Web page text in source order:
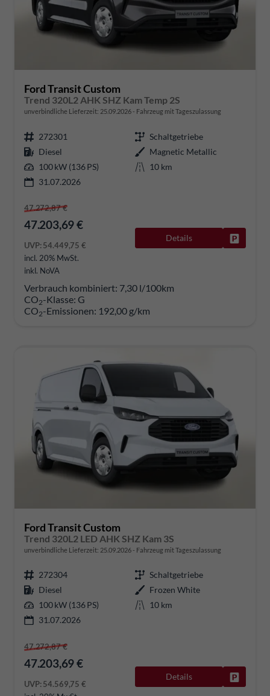
Ford Transit Custom
Trend 320L2 AHK SHZ Kam Temp 2S
unverbindliche Lieferzeit: 25.09.2026 Fahrzeug mit Tageszulassung
272301
Schaltgetriebe
Diesel
Magnetic Metallic
100 kW (136 PS)
10 km
31.07.2026
47.272,87 €
47.203,69 €
UVP:54.449,75 €
incl. 20% MwSt.
inkl. NoVA
Details
Verbrauch kombiniert: 7,30 l/100km
CO2-Klasse: G
CO2-Emissionen: 192,00 g/km
Ford Transit Custom
Trend 320L2 LED AHK SHZ Kam 3S
unverbindliche Lieferzeit: 25.09.2026 Fahrzeug mit Tageszulassung
272304
Schaltgetriebe
Diesel
Frozen White
100 kW (136 PS)
10 km
31.07.2026
47.272,87 €
47.203,69 €
UVP:54.569,75 €
Details